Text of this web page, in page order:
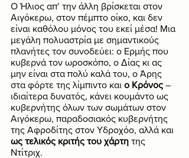
Ο Ήλιος απ’ την άλλη βρίσκεται στον
Αιγόκερω, στον πέμπτο οίκο, και δεν
είναι καθόλου μόνος του εκεί μέσα! Μια
μεγάλη πολυαστρία με σημαντικούς
πλανήτες τον συνοδεύει: ο Ερμής που
κυβερνά τον ωροσκόπο, ο Δίας κι ας
μην είναι στα πολύ καλά του, ο Άρης
στα φόρτε της λίμπιντο και ο Κρόνος –
ιδιαίτερα δυνατός, κάνει κουμάντο ως
κυβερνήτης όλων των σωμάτων στον
Αιγόκερω, παραδοσιακός κυβερνήτης
της Αφροδίτης στον Υδροχόο, αλλά και
ως τελικός κριτής του χάρτη της
Ντίτριχ.